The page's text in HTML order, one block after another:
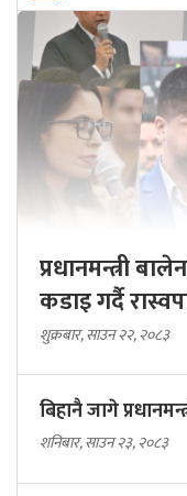
प्रधानमन्त्री
कडाइ गर्दै
शुक्रबार, साउन २२, २०८३
बिहानै जागे
शनिबार, साउन २३, २०८३